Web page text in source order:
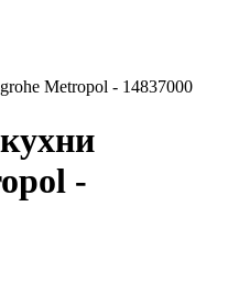
Metropol - 14837000
-